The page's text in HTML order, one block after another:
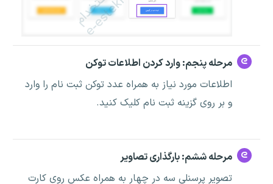
مرحله پنجم: وارد کردن اطلاعات توکن
اطلاعات مورد نیاز به همراه عدد توکن ثبت نام را وارد
و بر روی گزینه ثبت نام کلیک کنید.
مرحله ششم: بارگذاری تصاویر
تصویر پرسنلی سه در چهار به همراه عکس روی کارت